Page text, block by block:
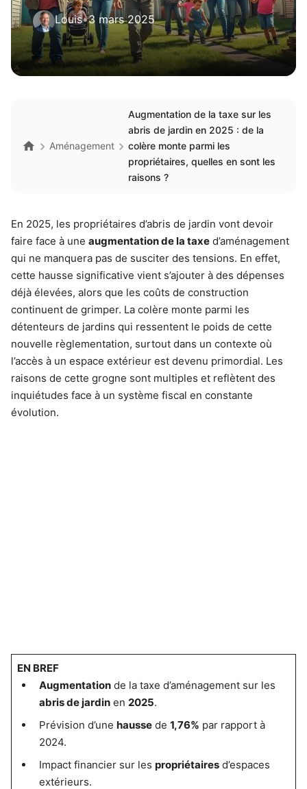
Louis•3 mars 2025
Aménagement
Augmentation de la taxe sur les
abris de jardin en 2025 : de la
colère monte parmi les
propriétaires, quelles en sont les
raisons ?
En 2025, les propriétaires d’abris de jardin vont devoir
faire face à une augmentation de la taxe d’aménagement
qui ne manquera pas de susciter des tensions. En effet,
cette hausse significative vient s’ajouter à des dépenses
déjà élevées, alors que les coûts de construction
continuent de grimper. La colère monte parmi les
détenteurs de jardins qui ressentent le poids de cette
nouvelle règlementation, surtout dans un contexte où
l’accès à un espace extérieur est devenu primordial. Les
raisons de cette grogne sont multiples et reflètent des
inquiétudes face à un système fiscal en constante
évolution.
EN BREF
Augmentationde la taxe d’aménagement sur les
abris de jardinen 2025.
Prévision d’une haussede 1,76% par rapport à
2024.
Impact financier sur les propriétairesd’espaces
extérieurs.